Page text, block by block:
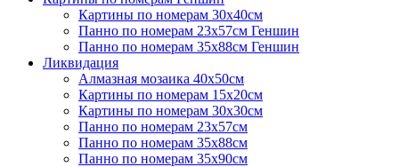
Картины по номерам 30х40см
Панно по номерам 23х57см Геншин
Панно по номерам 35х88см Геншин
Ликвидация
Алмазная мозаика 40х50см
Картины по номерам 15х20см
Картины по номерам 30х30см
Панно по номерам 23х57см
Панно по номерам 35х88см
Панно по номерам 35х90см